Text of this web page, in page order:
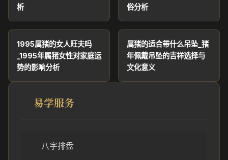
析
俗分析
1995属猪的女人旺夫吗
_1995年属猪女性对家庭运
势的影响分析
属猪的适合带什么吊坠_猪
年佩戴吊坠的吉祥选择与
文化意义
易学服务
八字排盘